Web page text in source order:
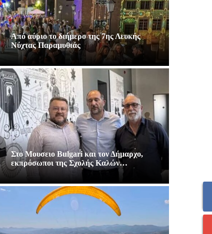
Από αύριο το διήμερο της 7ης Λευκής
Νύχτας Παραμυθιάς
Στο Μουσειο Bulgari και τον Δήμαρχο,
εκπρόσωποι της Σχολής Καλών…